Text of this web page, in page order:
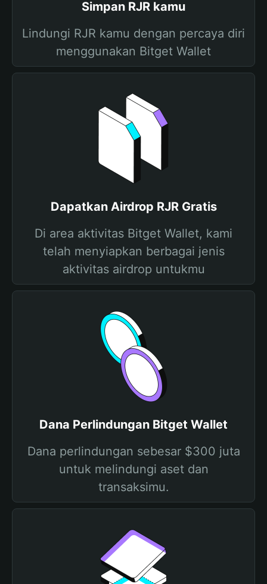
Simpan RJR kamu
Lindungi RJR kamu dengan percaya diri
menggunakan Bitget Wallet
Dapatkan Airdrop RJR Gratis
Di area aktivitas Bitget Wallet, kami
telah menyiapkan berbagai jenis
aktivitas airdrop untukmu
Dana Perlindungan Bitget Wallet
Dana perlindungan sebesar $300 juta
untuk melindungi aset dan
transaksimu.